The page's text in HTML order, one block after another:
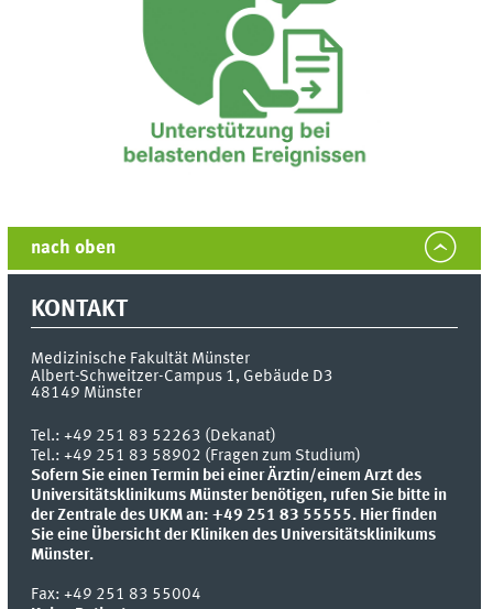
nach oben
KONTAKT
Medizinische Fakultät Münster
Albert-Schweitzer-Campus 1, Gebäude D3
48149 Münster
Tel.:+49 251 83 52263 (Dekanat)
Tel.: +49 251 83 58902 (Fragen zum Studium)
Sofern Sie einen Termin bei einer Ärztin/einem Arzt des
Universitätsklinikums Münster benötigen, rufen Sie bitte in
der Zentrale des UKM an: +49 251 83 55555. Hier finden
Sie eine Übersicht der Kliniken des Universitätsklinikums
Münster.
Fax:+49 251 83 55004